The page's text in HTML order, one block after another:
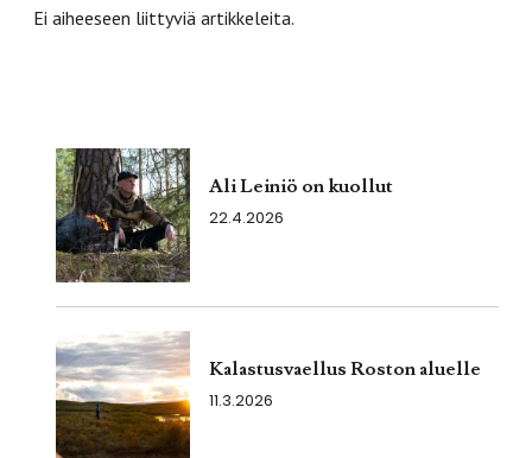
Ei aiheeseen liittyviä artikkeleita.
Ali Leiniö on kuollut
22.4.2026
Kalastusvaellus Roston aluelle
11.3.2026